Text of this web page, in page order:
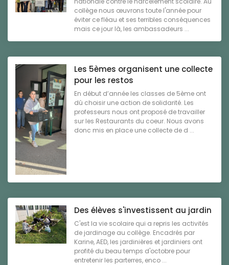
collège nous œuvrons toute l'année pour
éviter ce fléau et ses terribles conséquences
mais ce jour là, les ambassadeurs ...
Les 5èmes organisent une collecte
pour les restos
En début d’année les classes de 5ème ont
dû choisir une action de solidarité. Les
professeurs nous ont proposé de travailler
sur les Restaurants du coeur. Nous avons
donc mis en place une collecte de d ...
Des élèves s'investissent au jardin
C'est la vie scolaire qui a repris les activités
de jardinage au collège. Encadrés par
Karine, AED, les jardinières et jardiniers ont
profité du beau temps d'octobre pour
entretenir les parterres, enco ...